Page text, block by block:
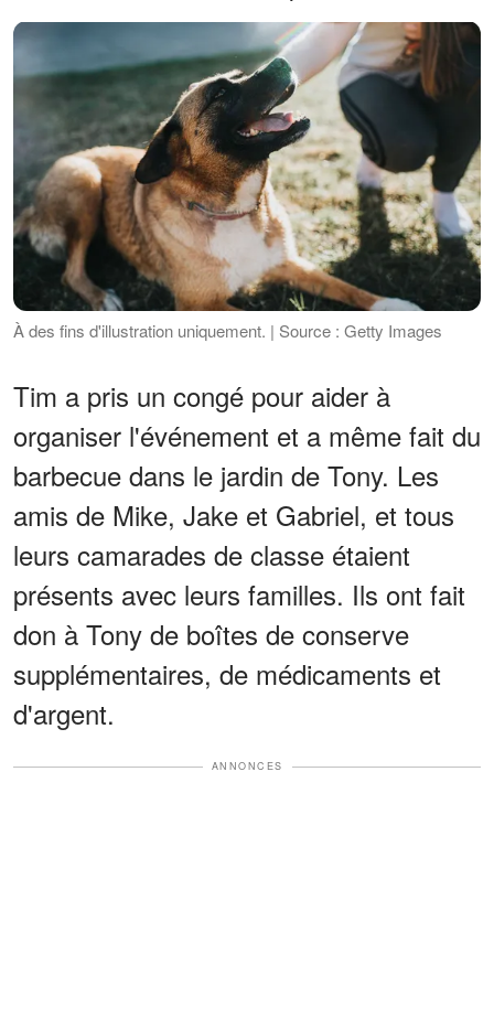
À des fins d'illustration uniquement. | Source : Getty Images
Tim a pris un congé pour aider à
organiser l'événement et a même fait du
barbecue dans le jardin de Tony. Les
amis de Mike, Jake et Gabriel, et tous
leurs camarades de classe étaient
présents avec leurs familles. Ils ont fait
don à Tony de boîtes de conserve
supplémentaires, de médicaments et
d'argent.
ANNONCES